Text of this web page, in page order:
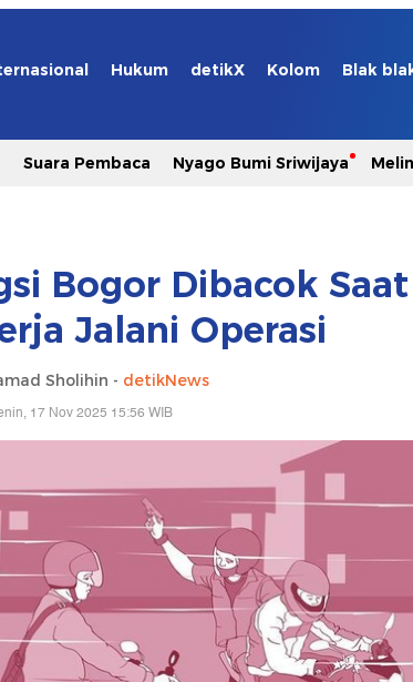
Hukum detikX Kolom Blak
Suara Pembaca Nyago Bumi Sriwijaya
Bogor Dibacok Saat
Jalani Operasi
Sholihin - detikNews
17 Nov 2025 15:56 WIB